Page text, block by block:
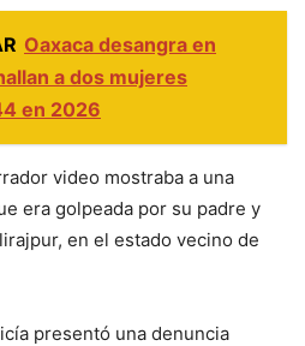
Oaxaca desangra en
a dos mujeres
en 2026
video mostraba a una
era golpeada por su padre y
en el estado vecino de
presentó una denuncia